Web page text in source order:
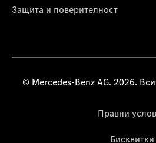
Защита и поверителност
© Mercedes-Benz AG. 2026.
Правни
Бисквитки